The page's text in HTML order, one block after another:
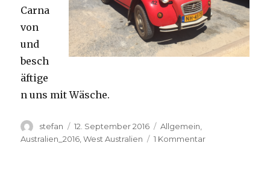
Carna
von
und
besch
äftige
n uns mit Wäsche.
Autor
stefan
Veröffentlicht
am
12. September 2016 Kategorien
Allgemein
Australien_2016 ,West Australien 1 Kommentarzu